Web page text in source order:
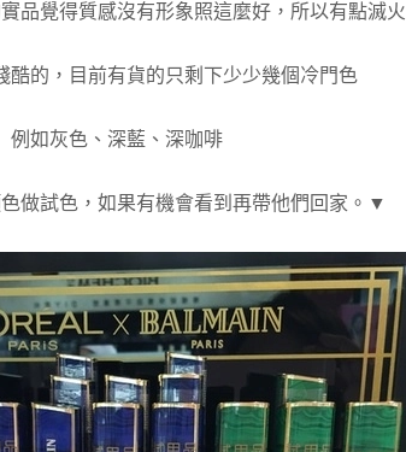
品覺得質感沒有形象照這麼好，所以有點滅火
酷的，目前有貨的只剩下少少幾個冷門色
例如灰色、深藍、深咖啡
做試色，如果有機會看到再帶他們回家。▼